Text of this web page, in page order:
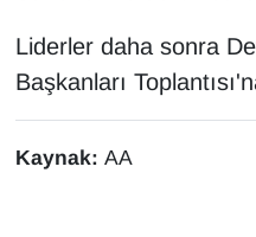
Liderler daha sonra
Başkanları
Kaynak: AA
Sinema - TV
SİYASET